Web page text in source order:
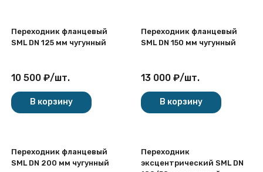
Переходник фланцевый
SML DN 125 мм чугунный
10 500 ₽/шт.
В корзину
Переходник фланцевый
SML DN 150 мм чугунный
13 000 ₽/шт.
В корзину
Переходник фланцевый
SML DN 200 мм чугунный
Переходник
эксцентрический SML DN